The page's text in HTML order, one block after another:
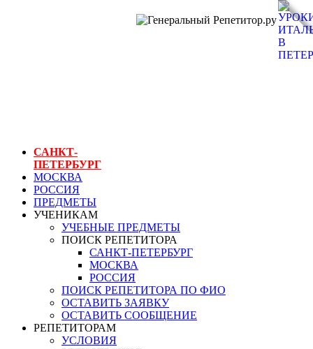
САНКТ-
ПЕТЕРБУРГ
МОСКВА
РОССИЯ
ПРЕДМЕТЫ
УЧЕНИКАМ
УЧЕБНЫЕ ПРЕДМЕТЫ
ПОИСК РЕПЕТИТОРА
САНКТ-ПЕТЕРБУРГ
МОСКВА
РОССИЯ
ПОИСК РЕПЕТИТОРА ПО ФИО
ОСТАВИТЬ ЗАЯВКУ
ОСТАВИТЬ СООБЩЕНИЕ
РЕПЕТИТОРАМ
УСЛОВИЯ